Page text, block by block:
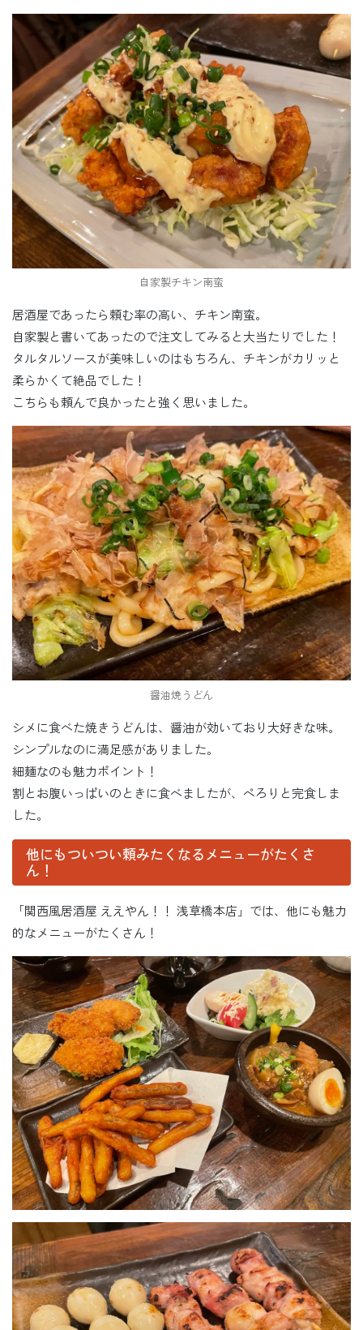
自家製チキン南蛮
居酒屋であったら頼む率の高い、チキン南蛮。
自家製と書いてあったので注文してみると大当たりでした！
タルタルソースが美味しいのはもちろん、チキンがカリッと
柔らかくて絶品でした！
こちらも頼んで良かったと強く思いました。
醤油焼うどん
シメに食べた焼きうどんは、醤油が効いており大好きな味。
シンプルなのに満足感がありました。
細麺なのも魅力ポイント！
割とお腹いっぱいのときに食べましたが、ぺろりと完食しま
した。
他にもついつい頼みたくなるメニューがたくさ
ん！
「関西風居酒屋 ええやん！！ 浅草橋本店」では、他にも魅力
的なメニューがたくさん！